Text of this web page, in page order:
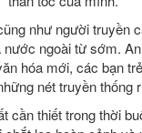
như người truyền
ngoài từ sớm.
hóa mới, các bạn
nét truyền thống
cần thiết trong thời